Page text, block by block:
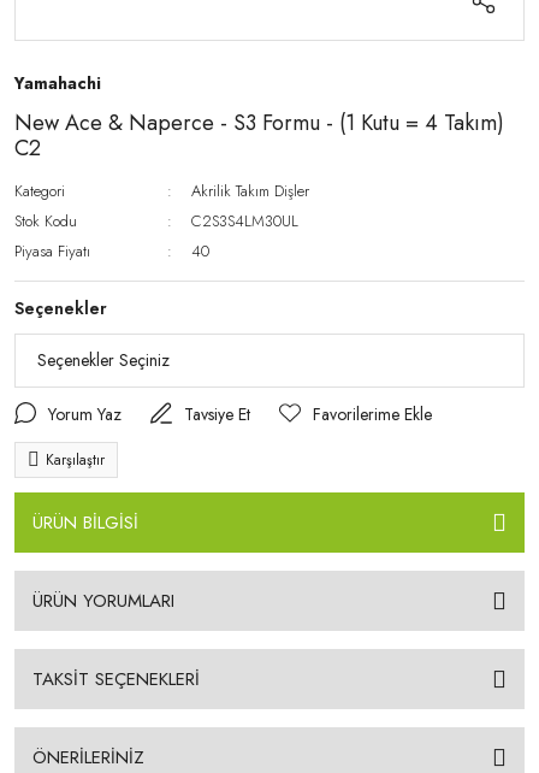
Yamahachi
New Ace & Naperce - S3 Formu - (1 Kutu = 4 Takım)
C2
Kategori
Akrilik Takım Dişler
Stok Kodu
C2S3S4LM30UL
Piyasa Fiyatı
40
Seçenekler
Yorum Yaz Tavsiye Et
Karşılaştır
ÜRÜN BİLGİSİ
ÜRÜN YORUMLARI
TAKSİT SEÇENEKLERİ
ÖNERİLERİNİZ